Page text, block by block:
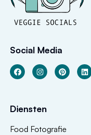
Social Media
Diensten
Food Fotografie